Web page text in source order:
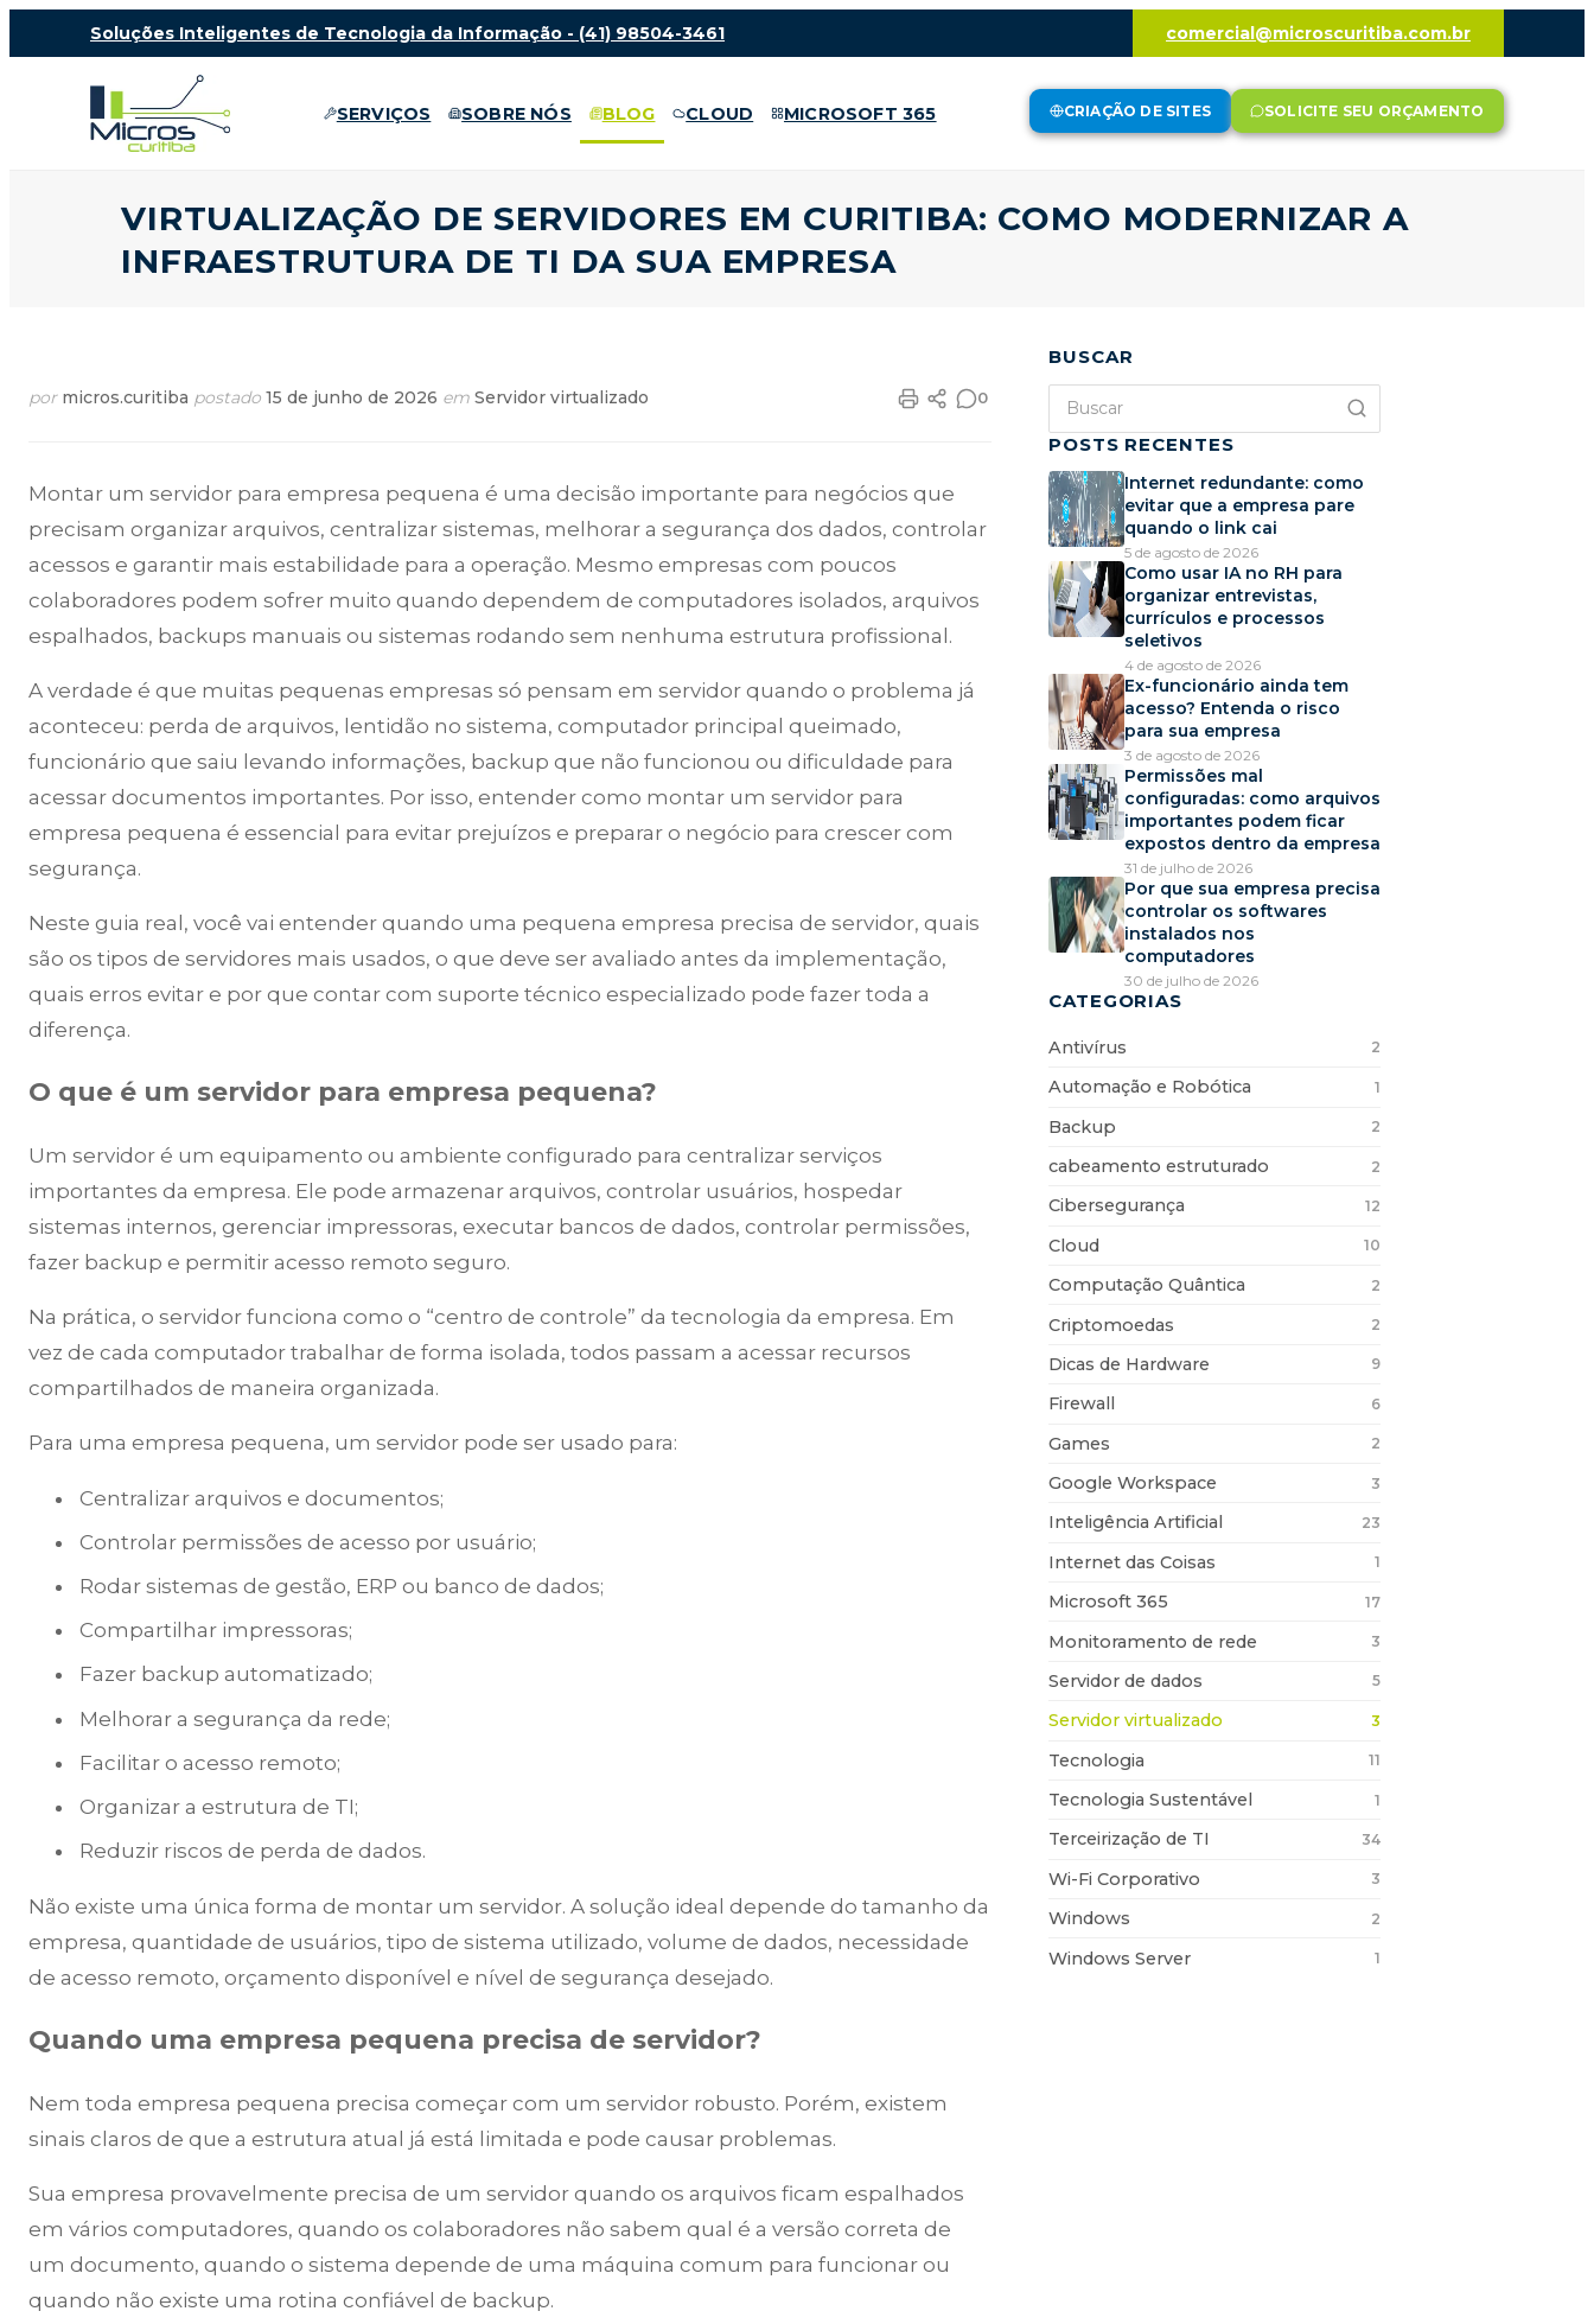
Soluções Inteligentes de Tecnologia da Informação - (41) 98504-3461 comercial@microscuritiba.com.br
SERVIÇOS SOBRE NÓS BLOG CLOUD MICROSOFT 365 CRIAÇÃO DE SITES SOLICITE SEU ORÇAMENTO
VIRTUALIZAÇÃO DE SERVIDORES EM CURITIBA: COMO MODERNIZAR A
INFRAESTRUTURA DE TI DA SUA EMPRESA
por micros.curitiba postado 15 de junho de 2026 em Servidor virtualizado 0
Montar um servidor para empresa pequena é uma decisão importante para negócios que
precisam organizar arquivos, centralizar sistemas, melhorar a segurança dos dados, controlar
acessos e garantir mais estabilidade para a operação. Mesmo empresas com poucos
colaboradores podem sofrer muito quando dependem de computadores isolados, arquivos
espalhados, backups manuais ou sistemas rodando sem nenhuma estrutura profissional.
A verdade é que muitas pequenas empresas só pensam em servidor quando o problema já
aconteceu: perda de arquivos, lentidão no sistema, computador principal queimado,
funcionário que saiu levando informações, backup que não funcionou ou dificuldade para
acessar documentos importantes. Por isso, entender como montar um servidor para
empresa pequena é essencial para evitar prejuízos e preparar o negócio para crescer com
segurança.
Neste guia real, você vai entender quando uma pequena empresa precisa de servidor, quais
são os tipos de servidores mais usados, o que deve ser avaliado antes da implementação,
quais erros evitar e por que contar com suporte técnico especializado pode fazer toda a
diferença.
O que é um servidor para empresa pequena?
Um servidor é um equipamento ou ambiente configurado para centralizar serviços
importantes da empresa. Ele pode armazenar arquivos, controlar usuários, hospedar
sistemas internos, gerenciar impressoras, executar bancos de dados, controlar permissões,
fazer backup e permitir acesso remoto seguro.
Na prática, o servidor funciona como o “centro de controle” da tecnologia da empresa. Em
vez de cada computador trabalhar de forma isolada, todos passam a acessar recursos
compartilhados de maneira organizada.
Para uma empresa pequena, um servidor pode ser usado para:
Centralizar arquivos e documentos;
Controlar permissões de acesso por usuário;
Rodar sistemas de gestão, ERP ou banco de dados;
Compartilhar impressoras;
Fazer backup automatizado;
Melhorar a segurança da rede;
Facilitar o acesso remoto;
Organizar a estrutura de TI;
Reduzir riscos de perda de dados.
Não existe uma única forma de montar um servidor. A solução ideal depende do tamanho da
empresa, quantidade de usuários, tipo de sistema utilizado, volume de dados, necessidade
de acesso remoto, orçamento disponível e nível de segurança desejado.
Quando uma empresa pequena precisa de servidor?
Nem toda empresa pequena precisa começar com um servidor robusto. Porém, existem
sinais claros de que a estrutura atual já está limitada e pode causar problemas.
Sua empresa provavelmente precisa de um servidor quando os arquivos ficam espalhados
em vários computadores, quando os colaboradores não sabem qual é a versão correta de
um documento, quando o sistema depende de uma máquina comum para funcionar ou
quando não existe uma rotina confiável de backup.
BUSCAR
POSTS RECENTES
Internet redundante: como
evitar que a empresa pare
quando o link cai
5 de agosto de 2026
Como usar IA no RH para
organizar entrevistas,
currículos e processos
seletivos
4 de agosto de 2026
Ex-funcionário ainda tem
acesso? Entenda o risco
para sua empresa
3 de agosto de 2026
Permissões mal
configuradas: como arquivos
importantes podem ficar
expostos dentro da empresa
31 de julho de 2026
Por que sua empresa precisa
controlar os softwares
instalados nos
computadores
30 de julho de 2026
CATEGORIAS
Antivírus 2
Automação e Robótica 1
Backup 2
cabeamento estruturado 2
Cibersegurança 12
Cloud 10
Computação Quântica 2
Criptomoedas 2
Dicas de Hardware 9
Firewall 6
Games 2
Google Workspace 3
Inteligência Artificial 23
Internet das Coisas 1
Microsoft 365 17
Monitoramento de rede 3
Servidor de dados 5
Servidor virtualizado 3
Tecnologia 11
Tecnologia Sustentável 1
Terceirização de TI 34
Wi-Fi Corporativo 3
Windows 2
Windows Server 1